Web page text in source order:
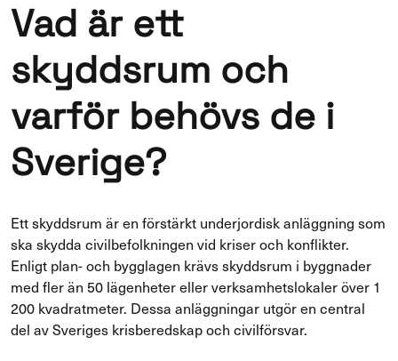
Vad är ett
skyddsrum och
varför behövs de i
Sverige?
Ett skyddsrum är en förstärkt underjordisk anläggning som
ska skydda civilbefolkningen vid kriser och konflikter.
Enligt plan- och bygglagen krävs skyddsrum i byggnader
med fler än 50 lägenheter eller verksamhetslokaler över 1
200 kvadratmeter. Dessa anläggningar utgör en central
del av Sveriges krisberedskap och civilförsvar.